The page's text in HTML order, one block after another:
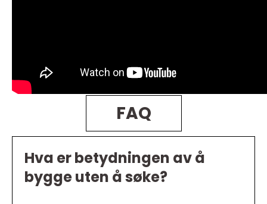
FAQ
Hva er betydningen av å
bygge uten å søke?